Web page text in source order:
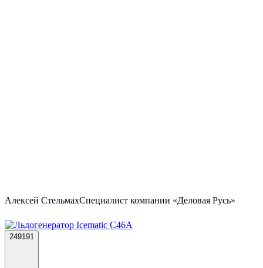
Алексей СтельмахСпециалист компании «Деловая Русь»
249191